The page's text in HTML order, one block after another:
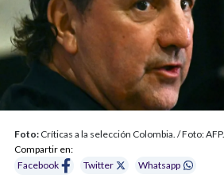
Foto: Críticas a la selección Colombia. / Foto: AFP.
Compartir en:
Facebook
Twitter Whatsapp